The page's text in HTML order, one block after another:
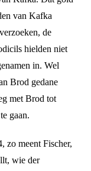
van Kafka
de
hielden niet
in. Wel
Brod gedane
met Brod tot
gaan.
zo meent Fischer,
wie der